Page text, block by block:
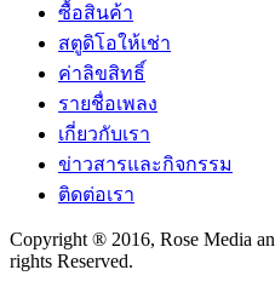
ซื้อสินค้า
สตูดิโอให้เช่า
ค่าลิขสิทธิ์
รายชื่อเพลง
เกี่ยวกับเรา
ข่าวสารและกิจกรรม
ติดต่อเรา
Copyright ® 2016, Rose Media
rights Reserved.